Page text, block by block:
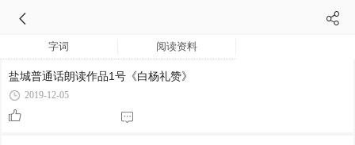
字词 阅读资料
盐城普通话朗读作品1号《白杨礼赞》
2019-12-05